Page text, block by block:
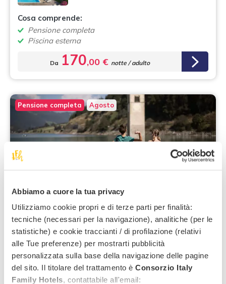
Abbiamo a cuore la tua privacy
Utilizziamo cookie propri e di terze parti per finalità:
tecniche (necessari per la navigazione), analitiche (per le
statistiche) e cookie traccianti / di profilazione (relativi
alle Tue preferenze) per mostrarti pubblicità
personalizzata sulla base della navigazione delle pagine
del sito. Il titolare del trattamento è Consorzio Italy
Family Hotels, contattabile all'email:
Cosa comprende:
Pensione completa
Piscina esterna
Da 170,00 € notte / adulto
Pensione completa Agosto
Gersti's Fun Deal – Kids & Teens
Special
Valida dal 27/08/2026 al 01/09/2026
DAS GERSTL Family Retreat
Trentino Alto Adige
Cosa comprende: